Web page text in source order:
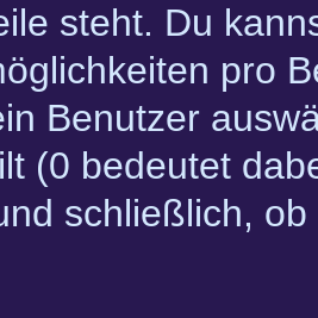
steht. Du
pro
Benutzer
(0 bedeutet
schließlich,